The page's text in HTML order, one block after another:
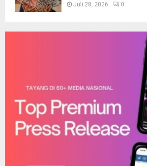
Juli 28, 2026 0